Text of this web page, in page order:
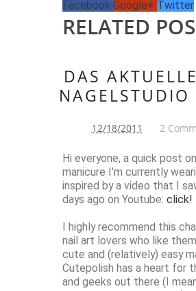
Facebook Google+ Twitter
RELATED
DAS AKTUELLE
12/18/2011 2
Hi everyone, a quick post
manicure I'm currently
inspired by a video that I
days ago on Youtube: click!
I highly recommend this
nail art lovers who like
cute and (relatively) easy
Cutepolish has a heart for
and geeks out there (I